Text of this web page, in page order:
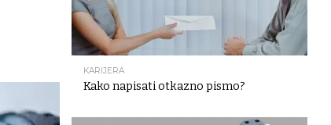
KARIJERA
Kako napisati otkazno pismo?